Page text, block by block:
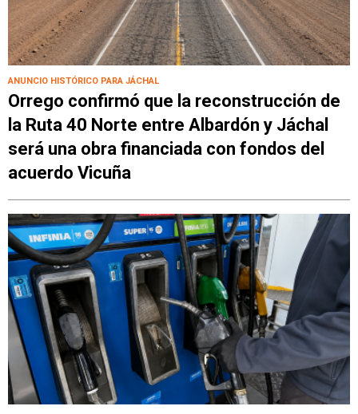
ANUNCIO HISTÓRICO PARA JÁCHAL
Orrego confirmó que la reconstrucción de
la Ruta 40 Norte entre Albardón y Jáchal
será una obra financiada con fondos del
acuerdo Vicuña